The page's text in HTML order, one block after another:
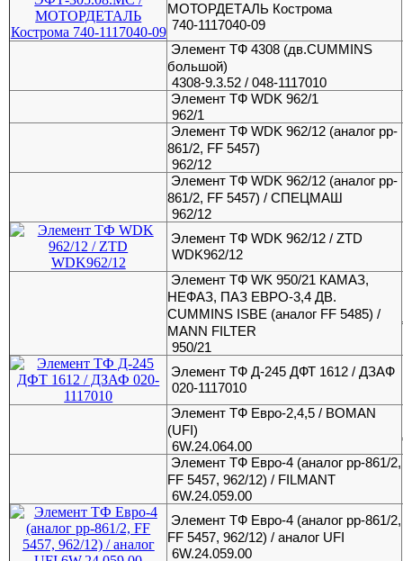
МОТОРДЕТАЛЬ Кострома
740-1117040-09
Элемент ТФ 4308 (дв.CUMMINS
большой)
4308-9.3.52 / 048-1117010
Элемент ТФ WDK 962/1
962/1
Элемент ТФ WDK 962/12 (аналог pp-
861/2, FF 5457)
962/12
Элемент ТФ WDK 962/12 (аналог pp-
861/2, FF 5457) / СПЕЦМАШ
962/12
Элемент ТФ WDK 962/12 / ZTD
WDK962/12
Элемент ТФ WK 950/21 КАМАЗ,
НЕФАЗ, ПАЗ ЕВРО-3,4 ДВ.
CUMMINS ISBE (аналог FF 5485) /
MANN FILTER
950/21
Элемент ТФ Д-245 ДФТ 1612 / ДЗАФ
020-1117010
Элемент ТФ Евро-2,4,5 / BOMAN
(UFI)
6W.24.064.00
Элемент ТФ Евро-4 (аналог pp-861/2,
FF 5457, 962/12) / FILMANT
6W.24.059.00
Элемент ТФ Евро-4 (аналог pp-861/2,
FF 5457, 962/12) / аналог UFI
6W.24.059.00